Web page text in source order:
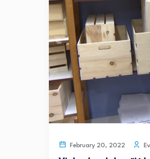
February 20, 2022